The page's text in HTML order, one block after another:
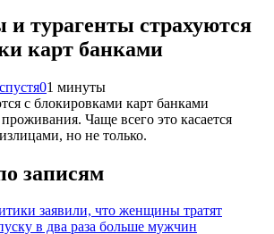
и турагенты страхуются
карт банками
01 минуты
с блокировками карт банками
Чаще всего это касается
но не только.
записям
заявили, что женщины тратят
в два раза больше мужчин